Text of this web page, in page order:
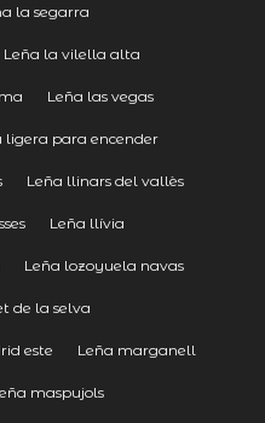
la segarra
Leña la vilella alta
Leña las vegas
ligera para encender
Leña llinars del vallès
Leña llívia
Leña lozoyuela navas
de la selva
este Leña marganell
maspujols